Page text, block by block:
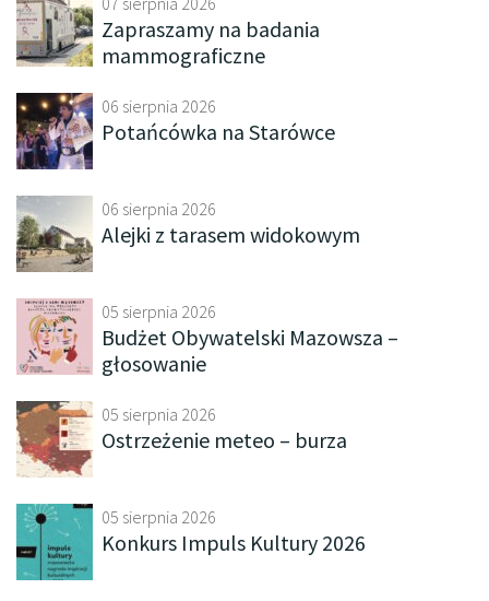
Zapraszamy na badania
mammograficzne
06 sierpnia 2026
Potańcówka na Starówce
06 sierpnia 2026
Alejki z tarasem widokowym
05 sierpnia 2026
Budżet Obywatelski Mazowsza –
głosowanie
05 sierpnia 2026
Ostrzeżenie meteo – burza
05 sierpnia 2026
Konkurs Impuls Kultury 2026